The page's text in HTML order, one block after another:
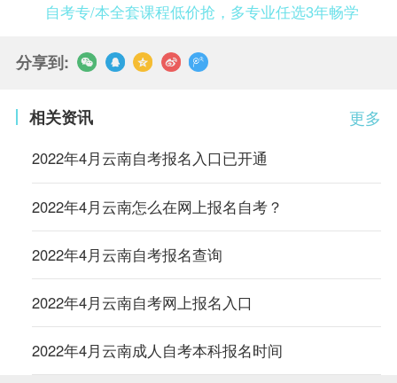
自考专/本全套课程低价抢，多专业任选3年畅学
分享到:
更多
相关资讯
2022年4月云南自考报名入口已开通
2022年4月云南怎么在网上报名自考？
2022年4月云南自考报名查询
2022年4月云南自考网上报名入口
2022年4月云南成人自考本科报名时间